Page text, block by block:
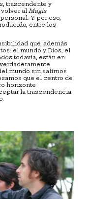
trascendente y
al Magis
Y por eso,
entre los
que, además
el mundo y Dios, el
todavía, están en
mundo sin salirnos
que el centro de
horizonte
la trascendencia